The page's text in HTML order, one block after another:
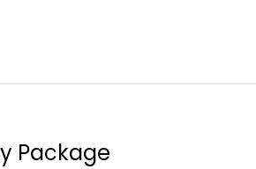
Package